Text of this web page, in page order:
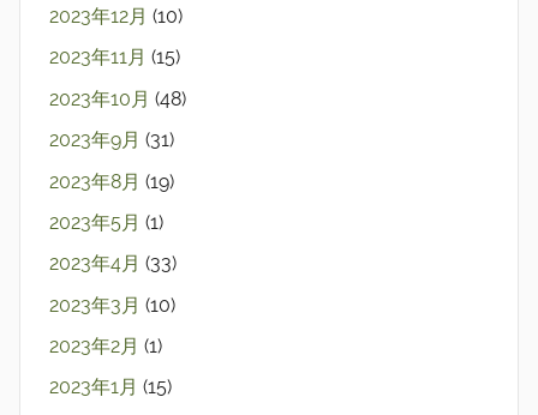
2023年12月 (10)
2023年11月 (15)
2023年10月 (48)
2023年9月 (31)
2023年8月 (19)
2023年5月 (1)
2023年4月 (33)
2023年3月 (10)
2023年2月 (1)
2023年1月 (15)